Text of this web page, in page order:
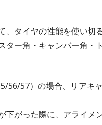
、タイヤの性能を使い切
ター角・キャンバー角・
56/57）の場合、リアキ
下がった際に、アライメ